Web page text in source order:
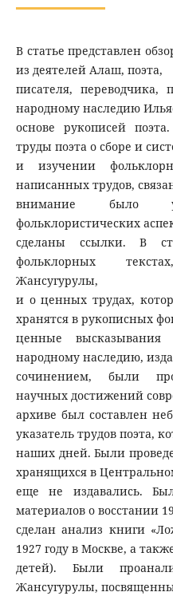
В статье представлен
из деятелей Алаш, поэта,
писателя, переводчика,
народному наследию
основе рукописей
труды поэта о сборе и
и изучении
написанных трудов,
внимание было
фольклористических
сделаны ссылки. В
фольклорных
Жансугурулы,
и о ценных трудах,
хранятся в рукописных
ценные
народному наследию,
сочинением, были
научных достижений
архиве был составлен
указатель трудов поэта,
наших дней. Были
хранящихся в
еще не издавались.
материалов о восстании
сделан анализ книги
1927 году в Москве, а
детей). Были
Жансугурулы,